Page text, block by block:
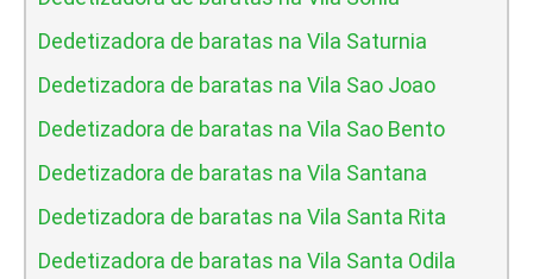
Dedetizadora de baratas na Vila Saturnia
Dedetizadora de baratas na Vila Sao Joao
Dedetizadora de baratas na Vila Sao Bento
Dedetizadora de baratas na Vila Santana
Dedetizadora de baratas na Vila Santa Rita
Dedetizadora de baratas na Vila Santa Odila